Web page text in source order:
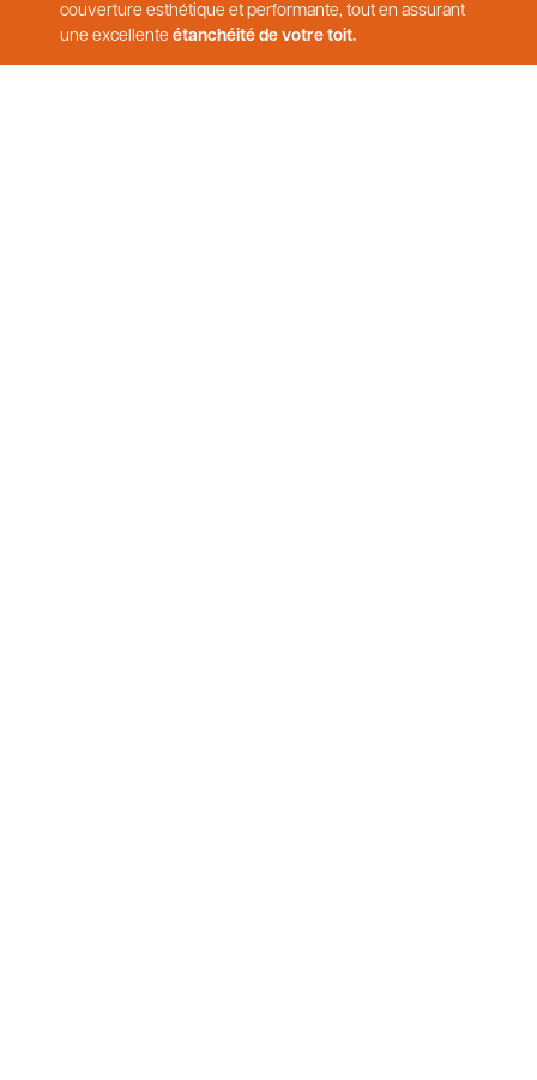
couverture esthétique et performante, tout en assurant
une excellente étanchéité de votre toit.